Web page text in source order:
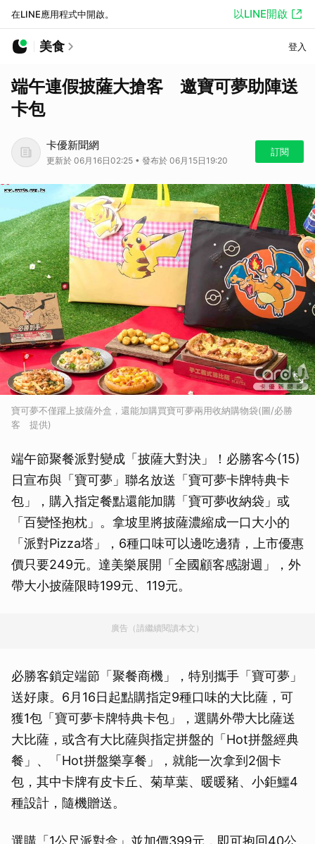
在LINE應用程式中開啟。 以LINE開啟
美食 登入
端午連假披薩大搶客 邀寶可夢助陣送
卡包
卡優新聞網
更新於 06月16日02:25 • 發布於 06月15日19:20
訂閱
寶可夢不僅躍上披薩外盒，還能加購買寶可夢兩用收納購物袋(圖/必勝
客 提供)
端午節聚餐派對變成「披薩大對決」！必勝客今(15)
日宣布與「寶可夢」聯名放送「寶可夢卡牌特典卡
包」，購入指定餐點還能加購「寶可夢收納袋」或
「百變怪抱枕」。拿坡里將披薩濃縮成一口大小的
「派對Pizza塔」，6種口味可以邊吃邊猜，上市優惠
價只要249元。達美樂展開「全國顧客感謝週」，外
帶大小披薩限時199元、119元。
廣告（請繼續閱讀本文）
必勝客鎖定端節「聚餐商機」，特別攜手「寶可夢」
送好康。6月16日起點購指定9種口味的大比薩，可
獲1包「寶可夢卡牌特典卡包」，選購外帶大比薩送
大比薩，或含有大比薩與指定拼盤的「Hot拼盤經典
餐」、「Hot拼盤樂享餐」，就能一次拿到2個卡
包，其中卡牌有皮卡丘、菊草葉、暖暖豬、小鉅鱷4
種設計，隨機贈送。
選購「1公尺派對盒」並加價399元，即可抱回40公